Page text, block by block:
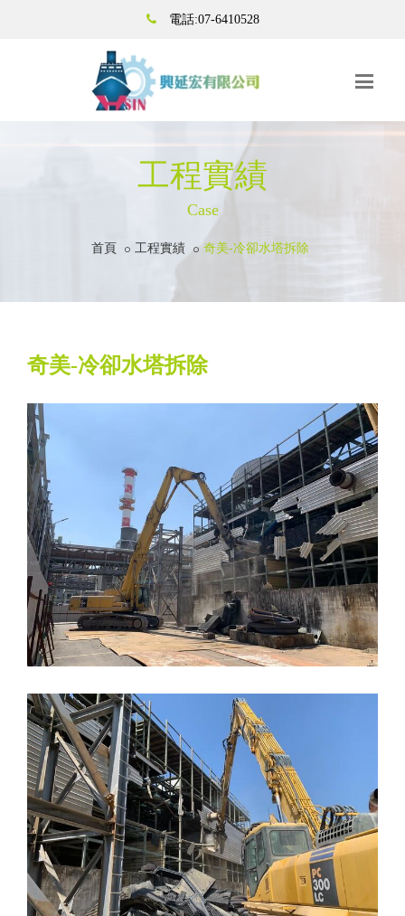
電話:07-6410528
工程實績
Case
首頁 工程實績 奇美-冷卻水塔拆除
奇美-冷卻水塔拆除